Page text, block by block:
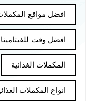
افضل مواقع
افضل وقت
المكملات الغذائية
انواع المكملات